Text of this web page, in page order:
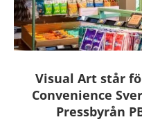
Visual Art står
Convenience
Pressbyrån